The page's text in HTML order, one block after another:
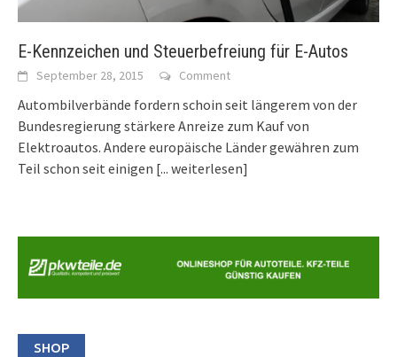
E-Kennzeichen und Steuerbefreiung für E-Autos
September 28, 2015 Comment
Autombilverbände fordern schoin seit längerem von der
Bundesregierung stärkere Anreize zum Kauf von
Elektroautos. Andere europäische Länder gewähren zum
Teil schon seit einigen [... weiterlesen]
SHOP